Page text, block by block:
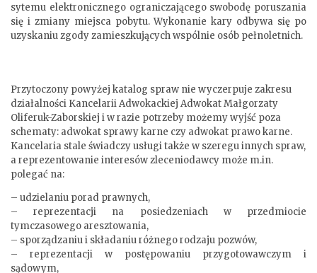
sytemu elektronicznego ograniczającego swobodę poruszania
się i zmiany miejsca pobytu. Wykonanie kary odbywa się po
uzyskaniu zgody zamieszkujących wspólnie osób pełnoletnich.
Przytoczony powyżej katalog spraw nie wyczerpuje zakresu
działalności Kancelarii Adwokackiej Adwokat Małgorzaty
Oliferuk-Zaborskiej i w razie potrzeby możemy wyjść poza
schematy: adwokat sprawy karne czy adwokat prawo karne.
Kancelaria stale świadczy usługi także w szeregu innych spraw,
a reprezentowanie interesów zleceniodawcy może m.in.
polegać na:
– udzielaniu porad prawnych,
– reprezentacji na posiedzeniach w przedmiocie
tymczasowego aresztowania,
– sporządzaniu i składaniu różnego rodzaju pozwów,
– reprezentacji w postępowaniu przygotowawczym i
sądowym,